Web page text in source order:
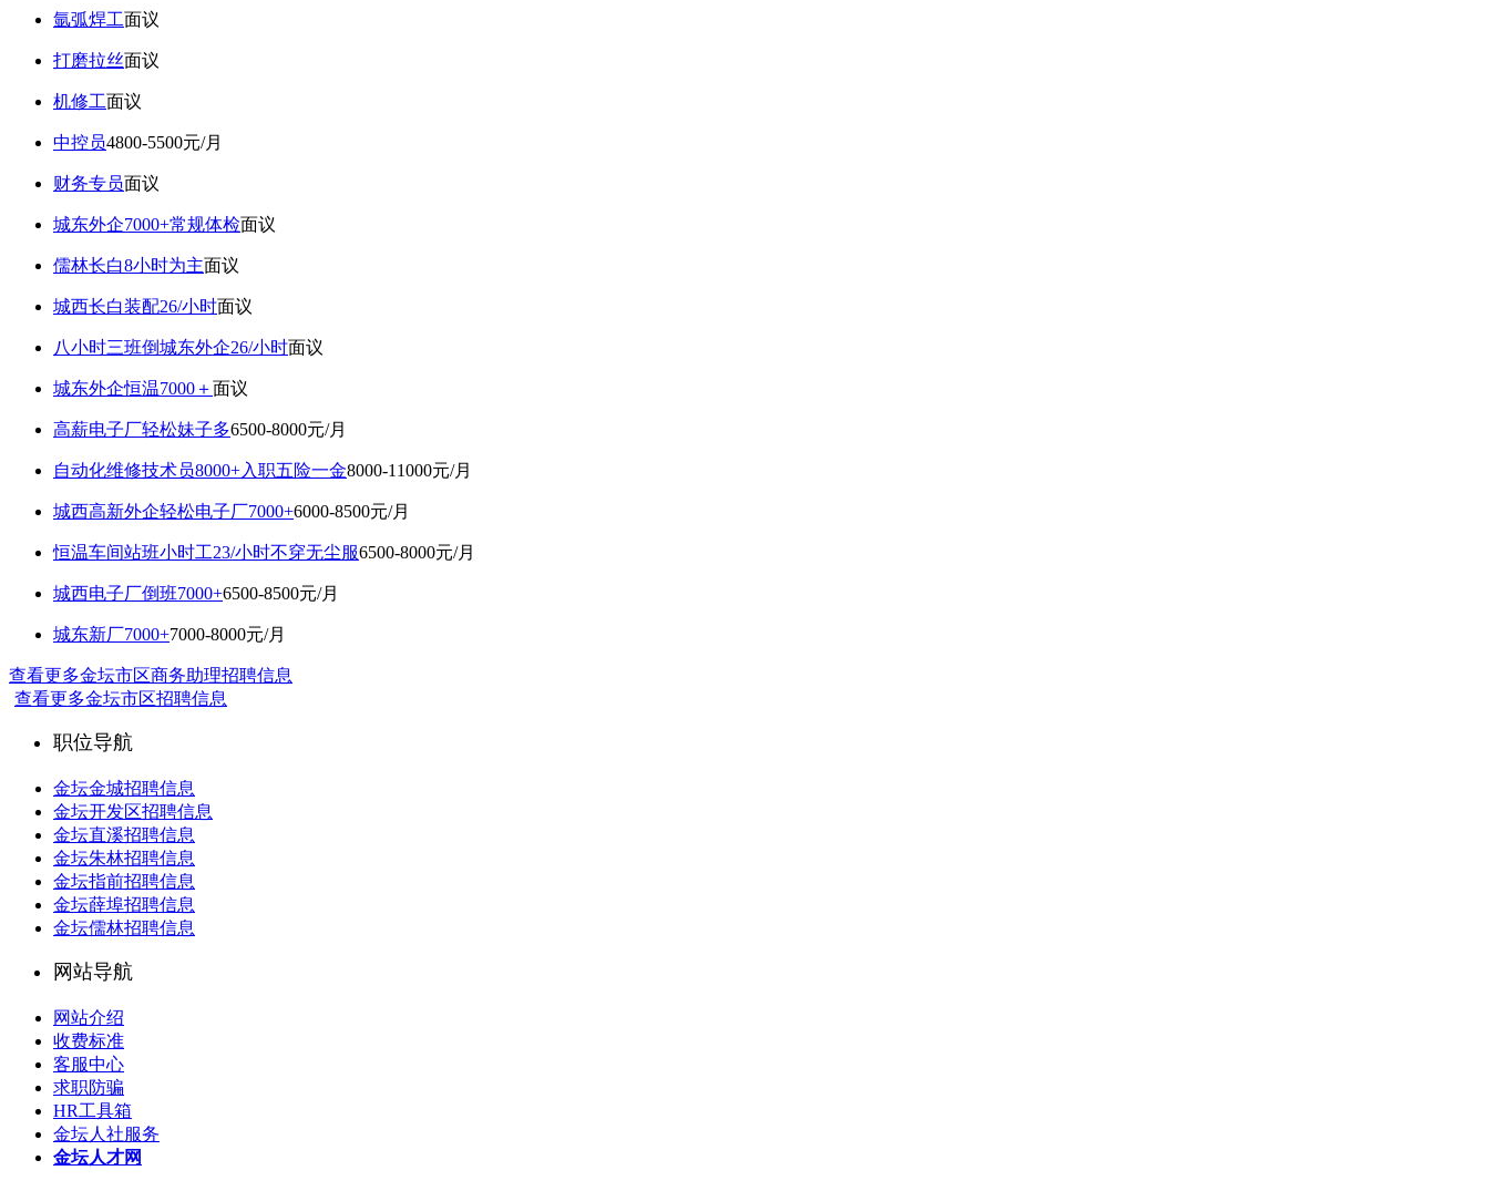
氩弧焊工面议
打磨拉丝面议
机修工面议
中控员4800-5500元/月
财务专员面议
城东外企7000+常规体检面议
儒林长白8小时为主面议
城西长白装配26/小时面议
八小时三班倒城东外企26/小时面议
城东外企恒温7000＋面议
高薪电子厂轻松妹子多6500-8000元/月
自动化维修技术员8000+入职五险一金8000-11000元/月
城西高新外企轻松电子厂7000+6000-8500元/月
恒温车间站班小时工23/小时不穿无尘服6500-8000元/月
城西电子厂倒班7000+6500-8500元/月
城东新厂7000+7000-8000元/月
查看更多金坛市区商务助理招聘信息
查看更多金坛市区招聘信息
职位导航
金坛金城招聘信息
金坛开发区招聘信息
金坛直溪招聘信息
金坛朱林招聘信息
金坛指前招聘信息
金坛薛埠招聘信息
金坛儒林招聘信息
网站导航
网站介绍
收费标准
客服中心
求职防骗
HR工具箱
金坛人社服务
金坛人才网